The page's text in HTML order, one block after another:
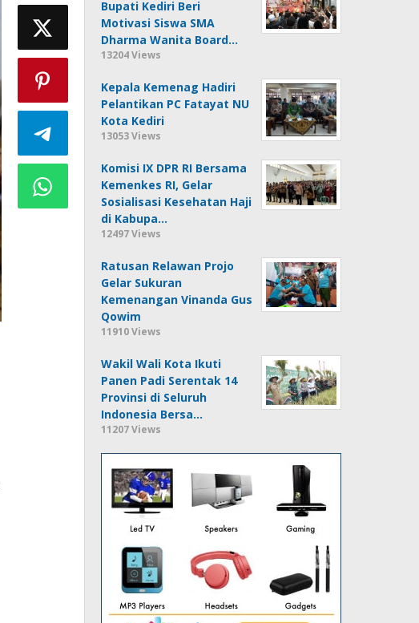
Bupati Kediri Beri
Motivasi Siswa SMA
Dharma Wanita Board…
13204 Views
Kepala Kemenag Hadiri
Pelantikan PC Fatayat NU
Kota Kediri
13053 Views
Komisi IX DPR RI Bersama
Kemenkes RI, Gelar
Sosialisasi Kesehatan Haji
di Kabupa…
12497 Views
Ratusan Relawan Projo
Gelar Sukuran
Kemenangan Vinanda Gus
Qowim
11910 Views
Wakil Wali Kota Ikuti
Panen Padi Serentak 14
Provinsi di Seluruh
Indonesia Bersa…
11207 Views